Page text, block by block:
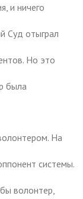
и ничего
Суд отыграл
Но это
была
На
системы.
волонтер,